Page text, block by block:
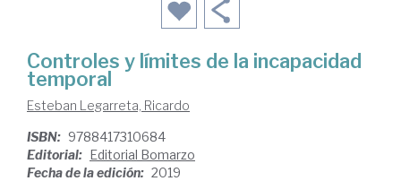
Controles y límites de la incapacidad
temporal
Esteban Legarreta, Ricardo
ISBN: 9788417310684
Editorial: Editorial Bomarzo
Fecha de la edición: 2019